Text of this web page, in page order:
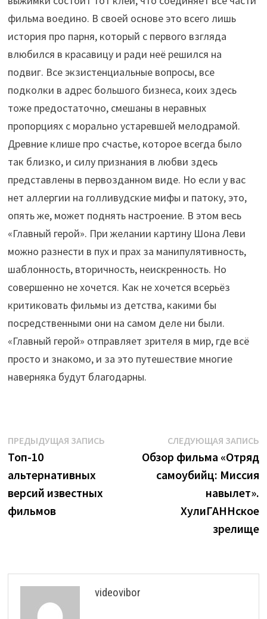
фильма воедино. В своей основе это всего лишь
история про парня, который с первого взгляда
влюбился в красавицу и ради неё решился на
подвиг. Все экзистенциальные вопросы, все
подколки в адрес большого бизнеса, коих здесь
тоже предостаточно, смешаны в неравных
пропорциях с морально устаревшей мелодрамой.
Древние клише про счастье, которое всегда было
так близко, и силу признания в любви здесь
представлены в первозданном виде. Но если у вас
нет аллергии на голливудские мифы и патоку, это,
опять же, может поднять настроение. В этом весь
«Главный герой». При желании картину Шона Леви
можно разнести в пух и прах за манипулятивность,
шаблонность, вторичность, неискренность. Но
совершенно не хочется. Как не хочется всерьёз
критиковать фильмы из детства, какими бы
посредственными они на самом деле ни были.
«Главный герой» отправляет зрителя в мир, где всё
просто и знакомо, и за это путешествие многие
наверняка будут благодарны.
Навигация
по
записям
ПРЕДЫДУЩАЯ ЗАПИСЬПредыдущая
Топ-10
альтернативных
версий известных
фильмов
СЛЕДУЮЩАЯ ЗАПИСЬ
Обзор фильма «Отряд
самоубийц: Миссия
навылет».
ХулиГАННское
зрелище
videovibor